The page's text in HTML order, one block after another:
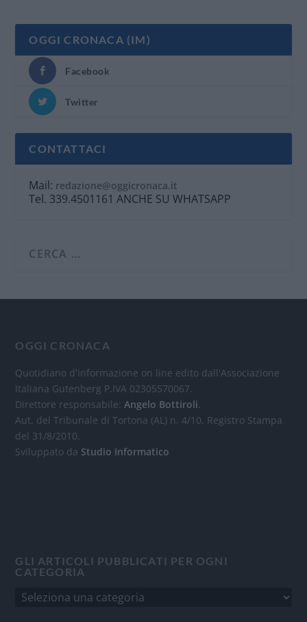
OGGI CRONACA (IM)
Facebook
Twitter
CONTATTACI
Mail: redazione@oggicronaca.it
Tel. 339.4501161 ANCHE SU WHATSAPP
OGGI CRONACA
Quotidiano d'informazione on line edito dall'Associazione
Italiana Gutenberg P.IVA 02305570067.
Direttore responsabile:Angelo Bottiroli
Aut. del Tribunale di Tortona (AL) n. 4/10, Registro Stampa
del 31/8/2010.
Sviluppato da Studio Informatico
GLI ARTICOLI PUBBLICATI PER OGNI
CATEGORIA